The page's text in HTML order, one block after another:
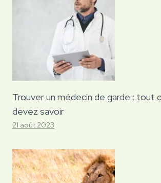
Trouver un médecin de garde : tout
devez savoir
21 août 2023